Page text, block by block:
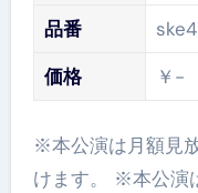
品番
価格
￥-
※本公演は月額見放題会員の方のみご視聴いただ
けます。 ※本公演